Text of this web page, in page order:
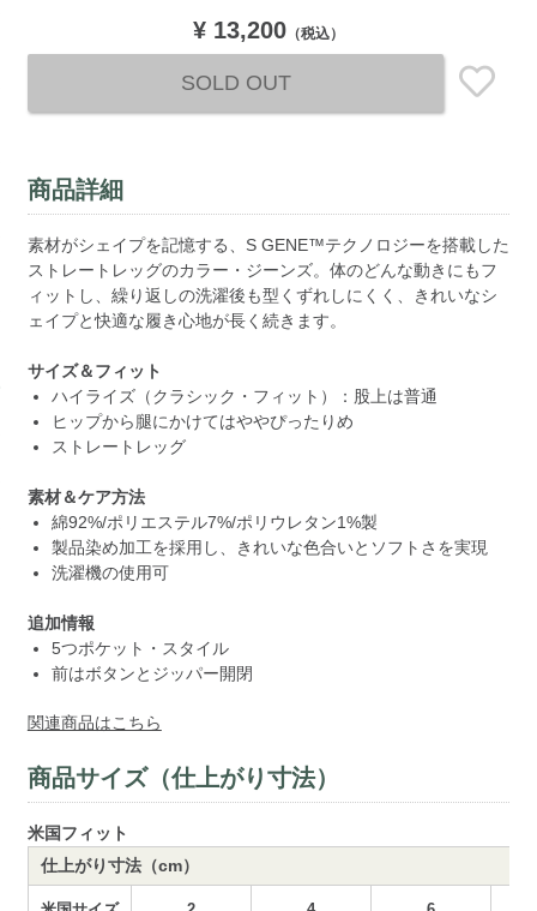
¥ 13,200 （税込）
SOLD OUT
商品詳細
素材がシェイプを記憶する、S GENE™テクノロジーを搭載した
ストレートレッグのカラー・ジーンズ。体のどんな動きにもフ
ィットし、繰り返しの洗濯後も型くずれしにくく、きれいなシ
ェイプと快適な履き心地が長く続きます。
サイズ＆フィット
ハイライズ（クラシック・フィット）：股上は普通
ヒップから腿にかけてはややぴったりめ
ストレートレッグ
素材＆ケア方法
綿92%/ポリエステル7%/ポリウレタン1%製
製品染め加工を採用し、きれいな色合いとソフトさを実現
洗濯機の使用可
追加情報
5つポケット・スタイル
前はボタンとジッパー開閉
関連商品はこちら
商品サイズ（仕上がり寸法）
米国フィット
仕上がり寸法（cm）